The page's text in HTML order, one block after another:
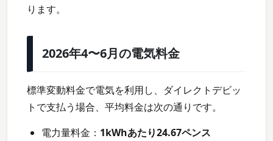
ります。
2026年4〜6月の電気料金
標準変動料金で電気を利用し、ダイレクトデビッ
トで支払う場合、平均料金は次の通りです。
電力量料金： 1kWhあたり24.67ペンス